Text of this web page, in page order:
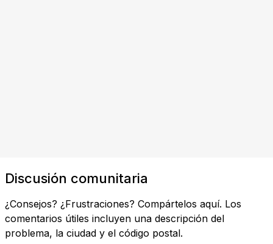
Discusión comunitaria
¿Consejos? ¿Frustraciones? Compártelos aquí. Los
comentarios útiles incluyen una descripción del
problema, la ciudad y el código postal.